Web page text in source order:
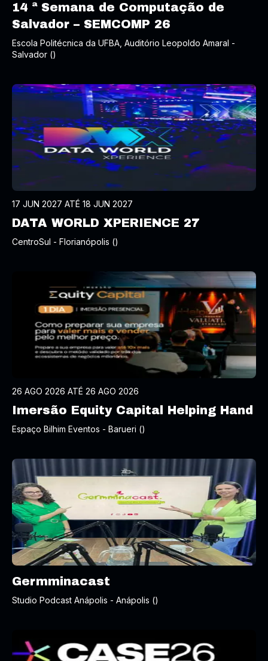
14 ª Semana de Computação de
Salvador – SEMCOMP 26
Escola Politécnica da UFBA, Auditório Leopoldo Amaral -
Salvador ()
17 JUN 2027 ATÉ 18 JUN 2027
DATA WORLD XPERIENCE 27
CentroSul - Florianópolis ()
26 AGO 2026 ATÉ 26 AGO 2026
Imersão Equity Capital Helping Hand
Espaço Bilhim Eventos - Barueri ()
Germminacast
Studio Podcast Anápolis - Anápolis ()